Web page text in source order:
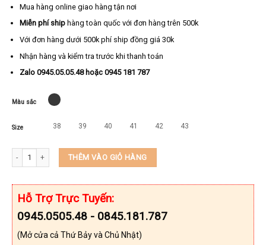
Mua hàng online giao hàng tận nơi
Miễn phí shiphàng toàn quốc với đơn hàng trên 500k
Với đơn hàng dưới 500k phí ship đồng giá 30k
Nhận hàng và kiểm tra trước khi thanh toán
Zalo 0945.05.05.48 hoặc 0945 181 787
Màu sắc
Size 38 39 40 41 42 43
Dép kẹp nam da bò thật cao cấp KEEDO TN-8626-36 số lượng
THÊM VÀO GIỎ HÀNG
Hỗ Trợ Trực Tuyến:
0945.0505.48 - 0845.181.787
(Mở cửa cả Thứ Bảy và Chủ Nhật)